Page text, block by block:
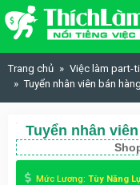
Skip to content
Trang chủ
Việc làm part-
Tuyển nhân viên bán
Tuyển nhân
Mức Lương: Tùy Năng